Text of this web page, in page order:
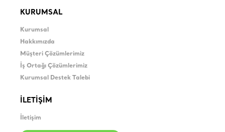
KURUMSAL
Kurumsal
Hakkımızda
Müşteri Çözümlerimiz
İş Ortağı Çözümlerimiz
Kurumsal Destek Talebi
İLETİŞİM
İletişim